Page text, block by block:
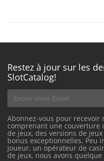
Restez à jour sur les
SlotCatalog!
Abonnez-vous pour
comprenant une couverture
de jeux, des versions de
bonus exceptionnelles. Peu
joueur, un opérateur de
de jeux, nous avons